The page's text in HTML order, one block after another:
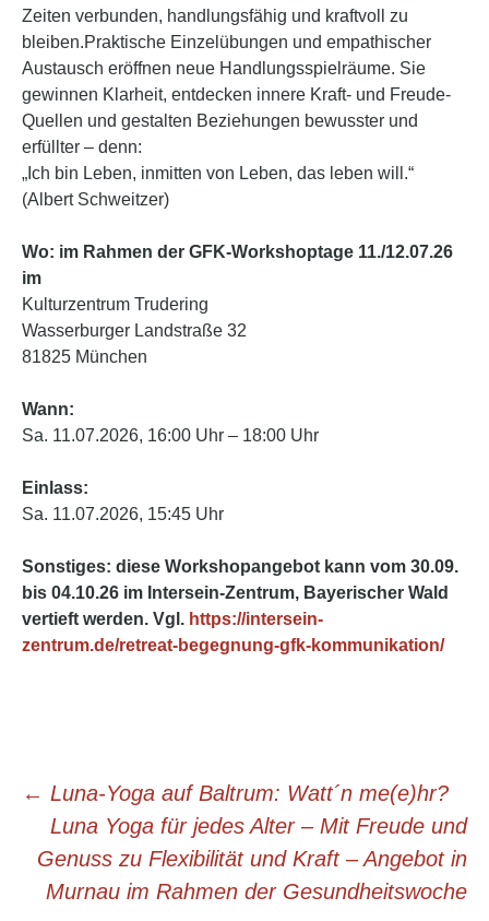
Zeiten verbunden, handlungsfähig und kraftvoll zu
bleiben.Praktische Einzelübungen und empathischer
Austausch eröffnen neue Handlungsspielräume. Sie
gewinnen Klarheit, entdecken innere Kraft- und Freude-
Quellen und gestalten Beziehungen bewusster und
erfüllter – denn:
„Ich bin Leben, inmitten von Leben, das leben will.“
(Albert Schweitzer)
Wo: im Rahmen der GFK-Workshoptage 11./12.07.26
im
Kulturzentrum Trudering
Wasserburger Landstraße 32
81825 München
Wann:
Sa. 11.07.2026, 16:00 Uhr – 18:00 Uhr
Einlass:
Sa. 11.07.2026, 15:45 Uhr
Sonstiges: diese Workshopangebot kann vom 30.09.
bis 04.10.26 im Intersein-Zentrum, Bayerischer Wald
vertieft werden. Vgl. https://intersein-
zentrum.de/retreat-begegnung-gfk-kommunikation/
Beitrags-
Navigation
← Luna-Yoga auf Baltrum: Watt´n me(e)hr?
Luna Yoga für jedes Alter – Mit Freude und
Genuss zu Flexibilität und Kraft – Angebot in
Murnau im Rahmen der Gesundheitswoche